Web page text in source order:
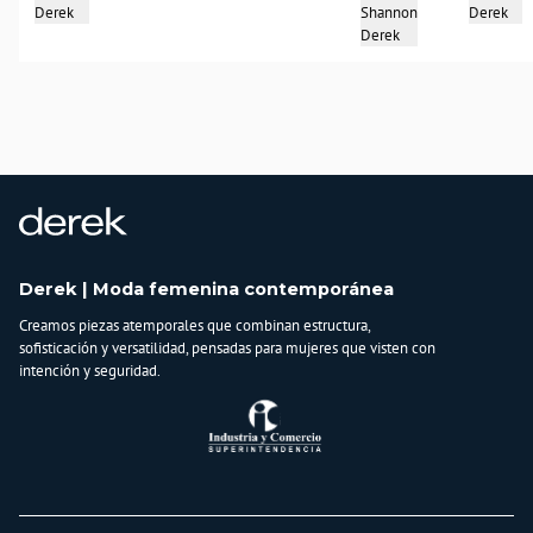
no es solo ropa, es una declaración de intenciones. Llévalo y siéntete
lavar en maquina, no usar blanqueadores, planchar a temperatura media, lavar
y secar con colores similares
97% algodón -
3% spandex
Derek
Shannon
Derek
Derek
Derek | Moda femenina contemporánea
Creamos piezas atemporales que combinan estructura,
sofisticación y versatilidad, pensadas para mujeres que visten con
intención y seguridad.